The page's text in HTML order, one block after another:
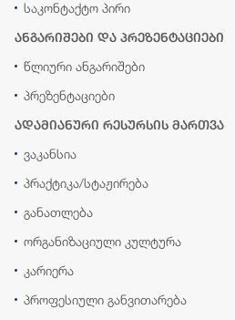
საკონტაქტო პირი
ანგარიშები და პრეზენტაციები
წლიური ანგარიშები
პრეზენტაციები
ადამიანური რესურსის მართვა
ვაკანსია
პრაქტიკა/სტაჟირება
განათლება
ორგანიზაციული კულტურა
კარიერა
პროფესიული განვითარება